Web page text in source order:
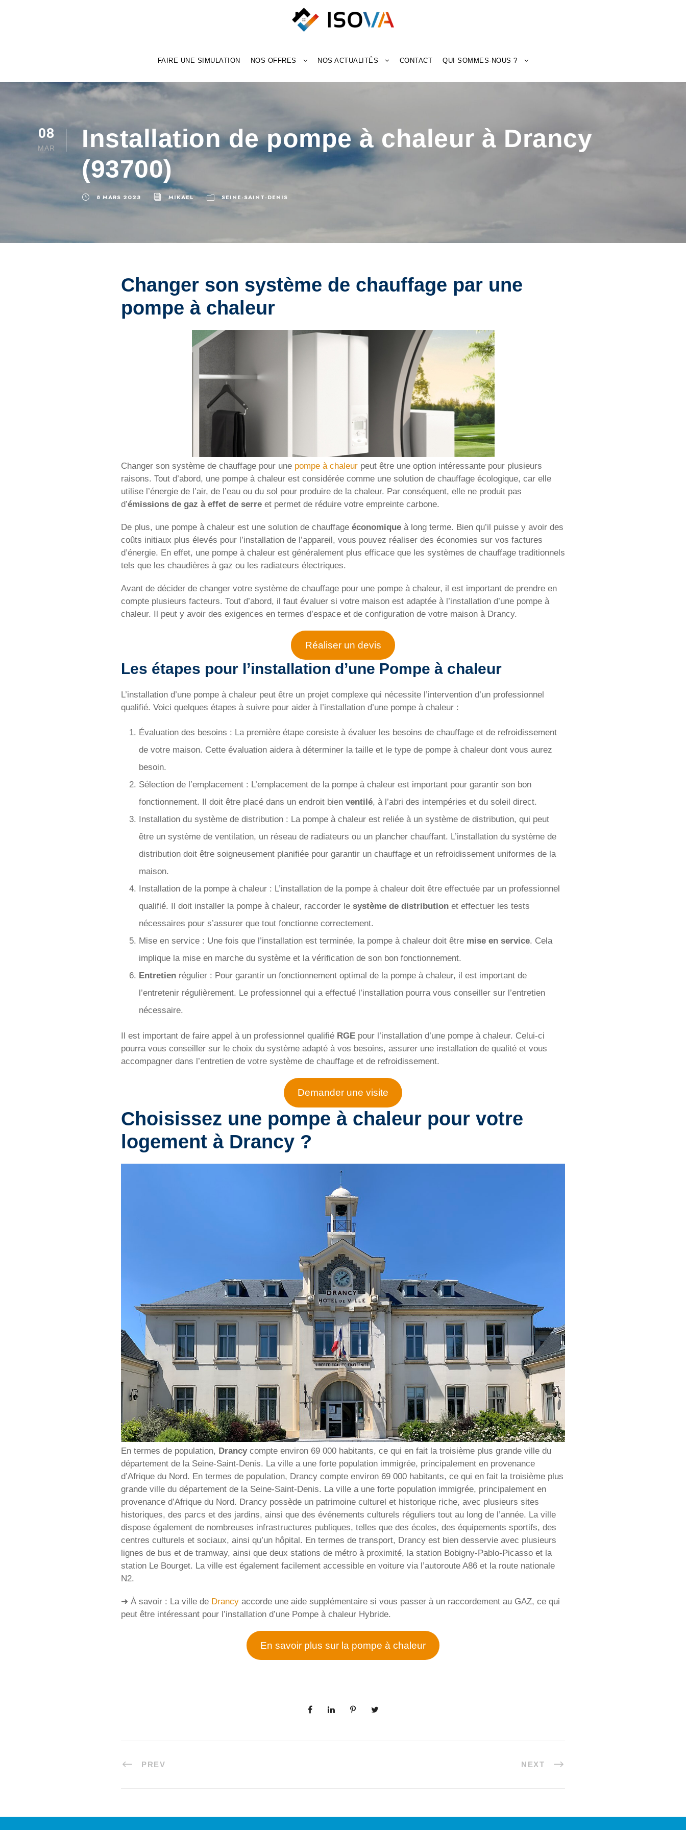
FAIRE UNE SIMULATION NOS OFFRES NOS ACTUALITÉS CONTACT QUI SOMMES-NOUS ?
08
MAR
Installation de pompe à chaleur à Drancy
(93700)
8 MARS 2023 MIKAEL SEINE-SAINT-DENIS
Changer son système de chauffage par une
pompe à chaleur
Changer son système de chauffage pour une pompe à chaleur peut être une option intéressante pour plusieurs
raisons. Tout d’abord, une pompe à chaleur est considérée comme une solution de chauffage écologique, car elle
utilise l’énergie de l’air, de l’eau ou du sol pour produire de la chaleur. Par conséquent, elle ne produit pas
d’émissions de gaz à effet de serre et permet de réduire votre empreinte carbone.
De plus, une pompe à chaleur est une solution de chauffage économique à long terme. Bien qu’il puisse y avoir des
coûts initiaux plus élevés pour l’installation de l’appareil, vous pouvez réaliser des économies sur vos factures
d’énergie. En effet, une pompe à chaleur est généralement plus efficace que les systèmes de chauffage traditionnels
tels que les chaudières à gaz ou les radiateurs électriques.
Avant de décider de changer votre système de chauffage pour une pompe à chaleur, il est important de prendre en
compte plusieurs facteurs. Tout d’abord, il faut évaluer si votre maison est adaptée à l’installation d’une pompe à
chaleur. Il peut y avoir des exigences en termes d’espace et de configuration de votre maison à Drancy.
Réaliser un devis
Les étapes pour l’installation d’une Pompe à chaleur
L’installation d’une pompe à chaleur peut être un projet complexe qui nécessite l’intervention d’un professionnel
qualifié. Voici quelques étapes à suivre pour aider à l’installation d’une pompe à chaleur :
Évaluation des besoins : La première étape consiste à évaluer les besoins de chauffage et de refroidissement
de votre maison. Cette évaluation aidera à déterminer la taille et le type de pompe à chaleur dont vous aurez
besoin.
Sélection de l’emplacement : L’emplacement de la pompe à chaleur est important pour garantir son bon
fonctionnement. Il doit être placé dans un endroit bien ventilé, à l’abri des intempéries et du soleil direct.
Installation du système de distribution : La pompe à chaleur est reliée à un système de distribution, qui peut
être un système de ventilation, un réseau de radiateurs ou un plancher chauffant. L’installation du système de
distribution doit être soigneusement planifiée pour garantir un chauffage et un refroidissement uniformes de la
maison.
Installation de la pompe à chaleur : L’installation de la pompe à chaleur doit être effectuée par un professionnel
qualifié. Il doit installer la pompe à chaleur, raccorder le système de distribution et effectuer les tests
nécessaires pour s’assurer que tout fonctionne correctement.
Mise en service : Une fois que l’installation est terminée, la pompe à chaleur doit être mise en service. Cela
implique la mise en marche du système et la vérification de son bon fonctionnement.
Entretien régulier : Pour garantir un fonctionnement optimal de la pompe à chaleur, il est important de
l’entretenir régulièrement. Le professionnel qui a effectué l’installation pourra vous conseiller sur l’entretien
nécessaire.
Il est important de faire appel à un professionnel qualifié RGE pour l’installation d’une pompe à chaleur. Celui-ci
pourra vous conseiller sur le choix du système adapté à vos besoins, assurer une installation de qualité et vous
accompagner dans l’entretien de votre système de chauffage et de refroidissement.
Demander une visite
Choisissez une pompe à chaleur pour votre
logement à Drancy ?
En termes de population, Drancycompte environ 69 000 habitants, ce qui en fait la troisième plus grande ville du
département de la Seine-Saint-Denis. La ville a une forte population immigrée, principalement en provenance
d’Afrique du Nord. En termes de population, Drancy compte environ 69 000 habitants, ce qui en fait la troisième plus
grande ville du département de la Seine-Saint-Denis. La ville a une forte population immigrée, principalement en
provenance d’Afrique du Nord. Drancy possède un patrimoine culturel et historique riche, avec plusieurs sites
historiques, des parcs et des jardins, ainsi que des événements culturels réguliers tout au long de l’année. La ville
dispose également de nombreuses infrastructures publiques, telles que des écoles, des équipements sportifs, des
centres culturels et sociaux, ainsi qu’un hôpital. En termes de transport, Drancy est bien desservie avec plusieurs
lignes de bus et de tramway, ainsi que deux stations de métro à proximité, la station Bobigny-Pablo-Picasso et la
station Le Bourget. La ville est également facilement accessible en voiture via l’autoroute A86 et la route nationale
N2.
➜ À savoir : La ville de Drancy accorde une aide supplémentaire si vous passer à un raccordement au GAZ, ce qui
peut être intéressant pour l’installation d’une Pompe à chaleur Hybride.
En savoir plus sur la pompe à chaleur
PREV NEXT